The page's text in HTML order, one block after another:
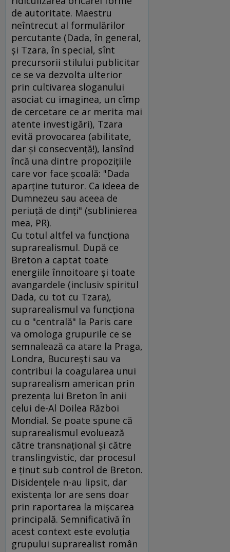
de autoritate. Maestru
neîntrecut al formulărilor
percutante (Dada, în general,
şi Tzara, în special, sînt
precursorii stilului publicitar
ce se va dezvolta ulterior
prin cultivarea sloganului
asociat cu imaginea, un cîmp
de cercetare ce ar merita mai
atente investigări), Tzara
evită provocarea (abilitate,
dar şi consecvenţă!), lansînd
încă una dintre propoziţiile
care vor face şcoală: "Dada
aparţine tuturor. Ca ideea de
Dumnezeu sau aceea de
periuţă de dinţi" (sublinierea
mea, PR).
Cu totul altfel va funcţiona
suprarealismul. După ce
Breton a captat toate
energiile înnoitoare şi toate
avangardele (inclusiv spiritul
Dada, cu tot cu Tzara),
suprarealismul va funcţiona
cu o "centrală" la Paris care
va omologa grupurile ce se
semnalează ca atare la Praga,
Londra, Bucureşti sau va
contribui la coagularea unui
suprarealism american prin
prezenţa lui Breton în anii
celui de-Al Doilea Război
Mondial. Se poate spune că
suprarealismul evoluează
către transnaţional şi către
translingvistic, dar procesul
e ţinut sub control de Breton.
Disidenţele n-au lipsit, dar
existenţa lor are sens doar
prin raportarea la mişcarea
principală. Semnificativă în
acest context este evoluţia
grupului suprarealist român